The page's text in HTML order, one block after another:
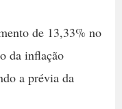
de 13,33% no
da inflação
a prévia da